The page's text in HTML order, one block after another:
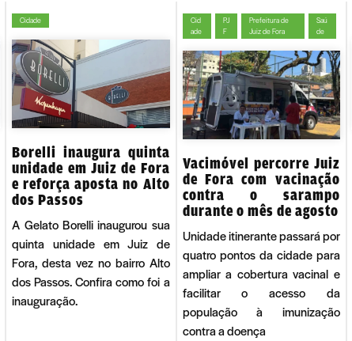
Cidade
Borelli inaugura quinta
unidade em Juiz de Fora
e reforça aposta no Alto
dos Passos
A Gelato Borelli inaugurou sua
quinta unidade em Juiz de
Fora, desta vez no bairro Alto
dos Passos. Confira como foi a
inauguração.
Cid
ade
PJ
F
Prefeitura de
Juiz de Fora
Saú
de
Vacimóvel percorre Juiz
de Fora com vacinação
contra o sarampo
durante o mês de agosto
Unidade itinerante passará por
quatro pontos da cidade para
ampliar a cobertura vacinal e
facilitar o acesso da
população à imunização
contra a doença